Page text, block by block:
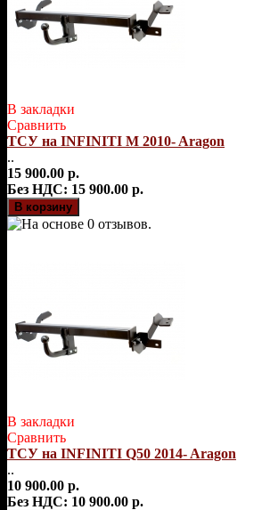
В закладки
Сравнить
ТСУ на INFINITI M 2010- Aragon
..
15 900.00 р.
Без НДС: 15 900.00 р.
В закладки
Сравнить
ТСУ на INFINITI Q50 2014- Aragon
..
10 900.00 р.
Без НДС: 10 900.00 р.